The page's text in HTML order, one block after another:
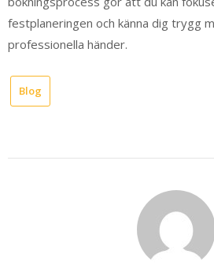
festplaneringen och känna dig trygg
professionella händer.
Blog